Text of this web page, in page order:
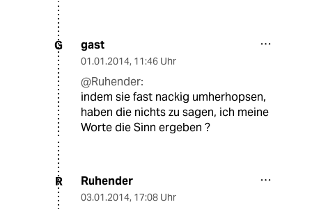
G gast
01.01.2014, 11:46 Uhr
@Ruhender:
indem sie fast nackig umherhopsen,
haben die nichts zu sagen, ich meine
Worte die Sinn ergeben ?
R Ruhender
03.01.2014, 17:08 Uhr